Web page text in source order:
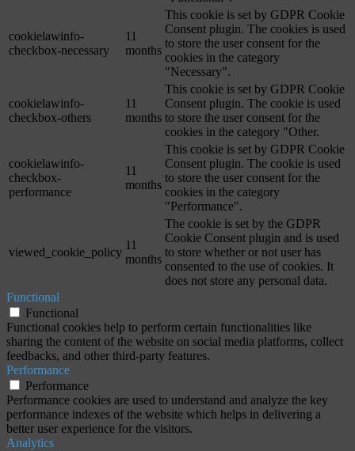
cookielawinfo-
checkbox-necessary
11
months
This cookie is set by GDPR Cookie
Consent plugin. The cookies is used
to store the user consent for the
cookies in the category
"Necessary".
cookielawinfo-
checkbox-others
11
months
This cookie is set by GDPR Cookie
Consent plugin. The cookie is used
to store the user consent for the
cookies in the category "Other.
cookielawinfo-
checkbox-
performance
11
months
This cookie is set by GDPR Cookie
Consent plugin. The cookie is used
to store the user consent for the
cookies in the category
"Performance".
viewed_cookie_policy
11
months
The cookie is set by the GDPR
Cookie Consent plugin and is used
to store whether or not user has
consented to the use of cookies. It
does not store any personal data.
Functional
Functional
Functional cookies help to perform certain functionalities like
sharing the content of the website on social media platforms, collect
feedbacks, and other third-party features.
Performance
Performance
Performance cookies are used to understand and analyze the key
performance indexes of the website which helps in delivering a
better user experience for the visitors.
Analytics